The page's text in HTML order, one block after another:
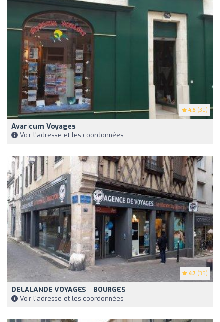
4.6 (30)
Avaricum Voyages
Voir l'adresse et les coordonnées
4.7 (35)
DELALANDE VOYAGES - BOURGES
Voir l'adresse et les coordonnées